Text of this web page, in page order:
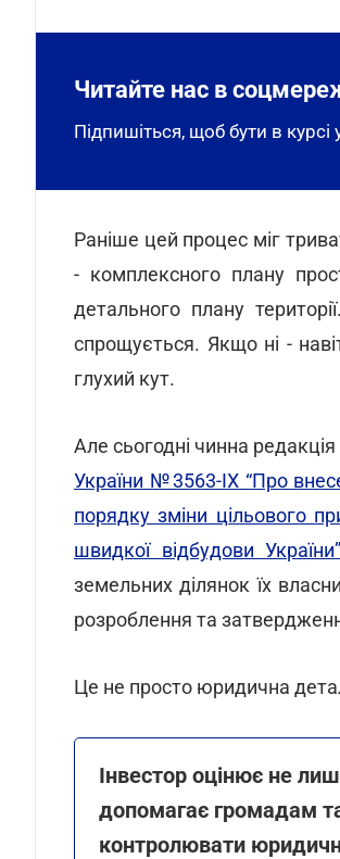
Читайте нас в
Підпишіться, щоб бути в курсі
Раніше цей процес міг
- комплексного плану
детального плану
спрощується. Якщо ні -
глухий кут.
Але сьогодні чинна
України №3563-ІХ “Про
порядку зміни цільового
швидкої відбудови України”
земельних ділянок їх
розроблення та
Це не просто юридична
Інвестор оцінює не
допомагає громадам
контролювати